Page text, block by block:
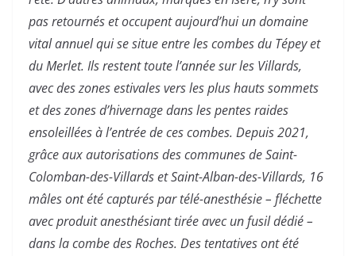
pas retournés et occupent aujourd’hui un domaine
vital annuel qui se situe entre les combes du Tépey et
du Merlet. Ils restent toute l’année sur les Villards,
avec des zones estivales vers les plus hauts sommets
et des zones d’hivernage dans les pentes raides
ensoleillées à l’entrée de ces combes. Depuis 2021,
grâce aux autorisations des communes de Saint-
Colomban-des-Villards et Saint-Alban-des-Villards, 16
mâles ont été capturés par télé-anesthésie – fléchette
avec produit anesthésiant tirée avec un fusil dédié –
dans la combe des Roches. Des tentatives ont été